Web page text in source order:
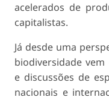
acelerados de
capitalistas.
Já desde uma
biodiversidade
e discussões de
nacionais e